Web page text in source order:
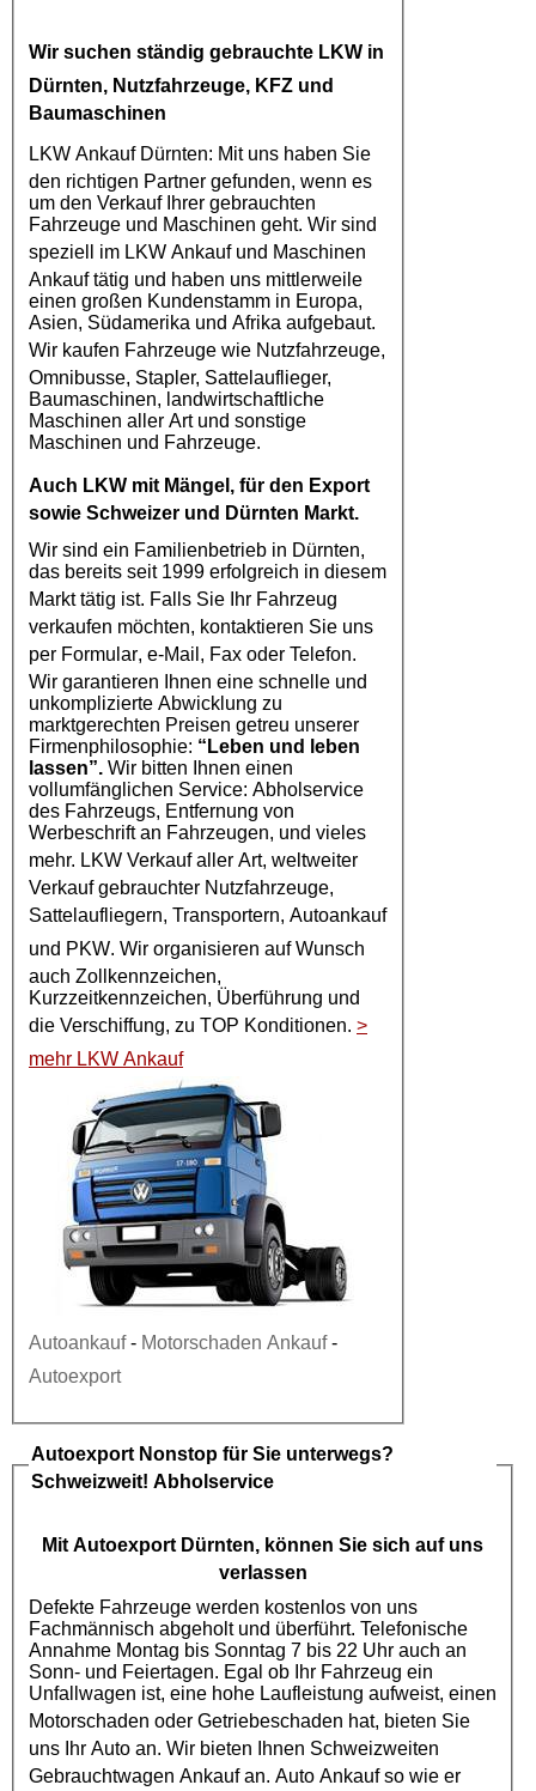
Wir suchen ständig gebrauchte LKW in
Dürnten, Nutzfahrzeuge, KFZ und
Baumaschinen
LKW Ankauf Dürnten: Mit uns haben Sie
den richtigen Partner gefunden, wenn es
um den Verkauf Ihrer gebrauchten
Fahrzeuge und Maschinen geht. Wir sind
speziell im LKW Ankaufund Maschinen
Ankauf tätig und haben uns mittlerweile
einen großen Kundenstamm in Europa,
Asien, Südamerika und Afrika aufgebaut.
Wir kaufen Fahrzeuge wie Nutzfahrzeuge,
Omnibusse, Stapler, Sattelauflieger,
Baumaschinen, landwirtschaftliche
Maschinen aller Art und sonstige
Maschinen und Fahrzeuge.
Auch LKW mit Mängel, für den Export
sowie Schweizer und Dürnten Markt.
Wir sind ein Familienbetrieb in Dürnten,
das bereits seit 1999 erfolgreich in diesem
Markt tätig ist. Falls Sie Ihr Fahrzeug
verkaufen möchten, kontaktieren Sie uns
per Formular, e-Mail, Fax oder Telefon.
Wir garantieren Ihnen eine schnelle und
unkomplizierte Abwicklung zu
marktgerechten Preisen getreu unserer
Firmenphilosophie: “Leben und leben
lassen”. Wir bitten Ihnen einen
vollumfänglichen Service: Abholservice
des Fahrzeugs, Entfernung von
Werbeschrift an Fahrzeugen, und vieles
mehr. LKW Verkaufaller Art, weltweiter
Verkauf gebrauchter Nutzfahrzeuge,
Sattelaufliegern, Transportern, Autoankauf
und PKW. Wir organisieren auf Wunsch
auch Zollkennzeichen,
Kurzzeitkennzeichen, Überführung und
die Verschiffung, zu TOP Konditionen. >
mehr LKW Ankauf
Autoankauf- Motorschaden Ankauf-
Autoexport
Autoexport Nonstop für Sie unterwegs?
Schweizweit! Abholservice
Mit Autoexport Dürnten, können Sie sich auf uns
verlassen
Defekte Fahrzeuge werden kostenlos von uns
Fachmännisch abgeholt und überführt. Telefonische
Annahme Montag bis Sonntag 7 bis 22 Uhr auch an
Sonn- und Feiertagen. Egal ob Ihr Fahrzeug ein
Unfallwagen ist, eine hohe Laufleistung aufweist, einen
Motorschaden oder Getriebeschaden hat, bieten Sie
uns Ihr Auto an. Wir bieten Ihnen Schweizweiten
Gebrauchtwagen Ankaufan. Auto Ankauf so wie er